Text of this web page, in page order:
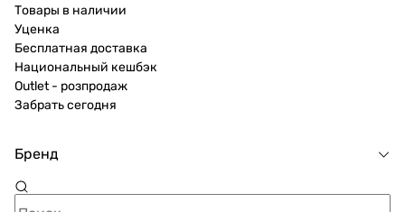
Товары в наличии
Уценка
Бесплатная доставка
Национальный кешбэк
Outlet - розпродаж
Забрать сегодня
Бренд